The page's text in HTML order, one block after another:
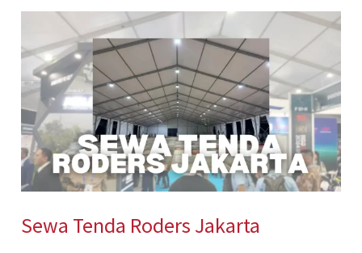
Sewa Tenda Roders Jakarta
Tenda
Roders
Jakarta